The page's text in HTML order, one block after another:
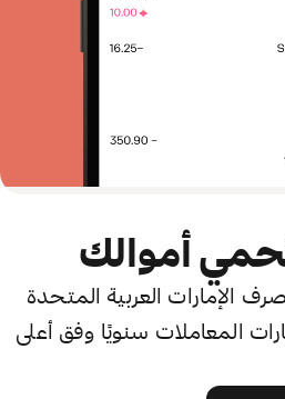
أموالك
الإمارات العربية المتحدة
المعاملات سنويًا وفق أعلى